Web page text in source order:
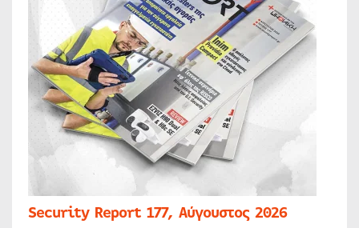
Security Report 177, Αύγουστος 2026